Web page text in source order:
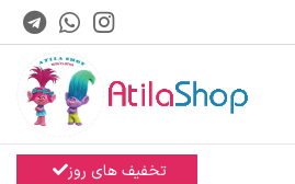
تخفیف های روز